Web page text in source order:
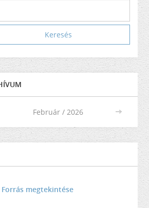
Február / 2026 >>
Forrás megtekintése